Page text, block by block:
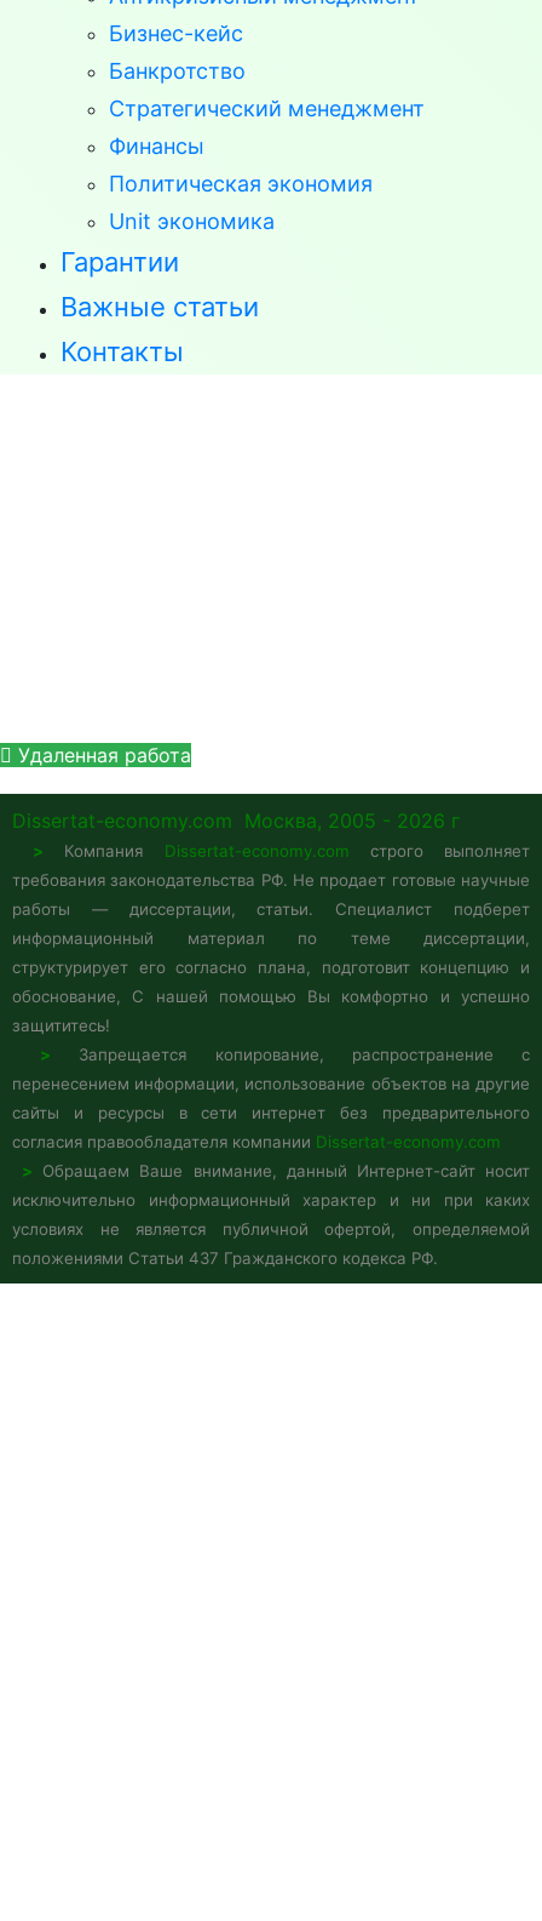
Бизнес-кейс
Банкротство
Стратегический менеджмент
Финансы
Политическая экономия
Unit экономика
Гарантии
Важные статьи
Контакты
Удаленная работа
Dissertat-economy.com Москва, 2005 - 2026 г
> Компания Dissertat-economy.com строго выполняет
требования законодательства РФ. Не продает готовые научные
работы — диссертации, статьи. Специалист подберет
информационный материал по теме диссертации,
структурирует его согласно плана, подготовит концепцию и
обоснование, С нашей помощью Вы комфортно и успешно
защититесь!
> Запрещается копирование, распространение с
перенесением информации, использование объектов на другие
сайты и ресурсы в сети интернет без предварительного
согласия правообладателя компании Dissertat-economy.com
> Обращаем Ваше внимание, данный Интернет-сайт носит
исключительно информационный характер и ни при каких
условиях не является публичной офертой, определяемой
положениями Статьи 437 Гражданского кодекса РФ.